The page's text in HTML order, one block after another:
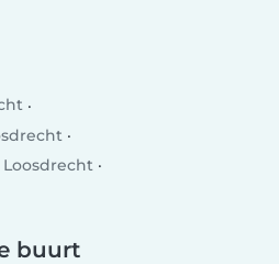
Loosdrecht
buurt